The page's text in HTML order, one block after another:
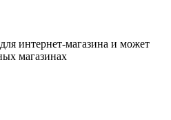
интернет-магазина и может
магазинах